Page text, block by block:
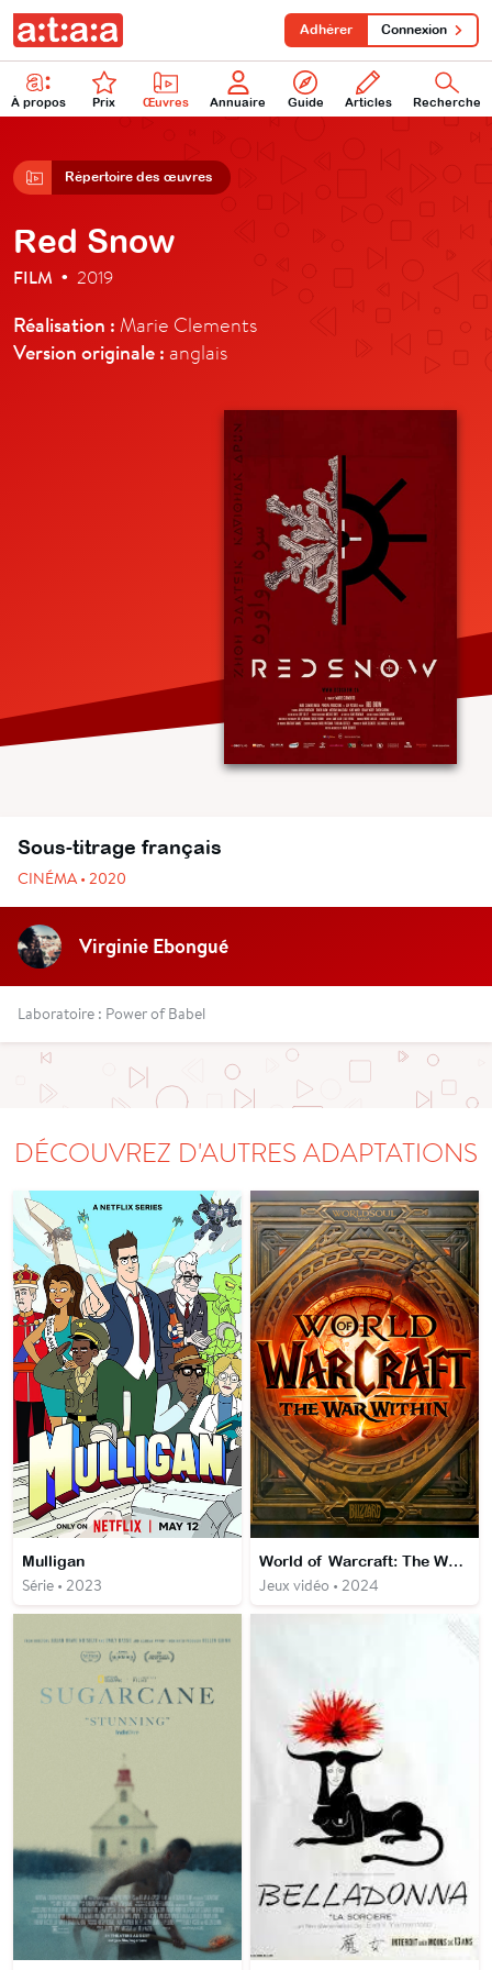
À propos Prix Œuvres Annuaire Guide Articles Recherche
Adhérer Connexion
Répertoire des œuvres
Red Snow
FILM • 2019
Réalisation : Marie Clements
Version originale : anglais
Sous-titrage français
CINÉMA • 2020
Virginie Ebongué
Laboratoire : Power of Babel
DÉCOUVREZ D'AUTRES ADAPTATIONS
Mulligan
Série • 2023
World of Warcraft: The War Within
Jeux vidéo • 2024